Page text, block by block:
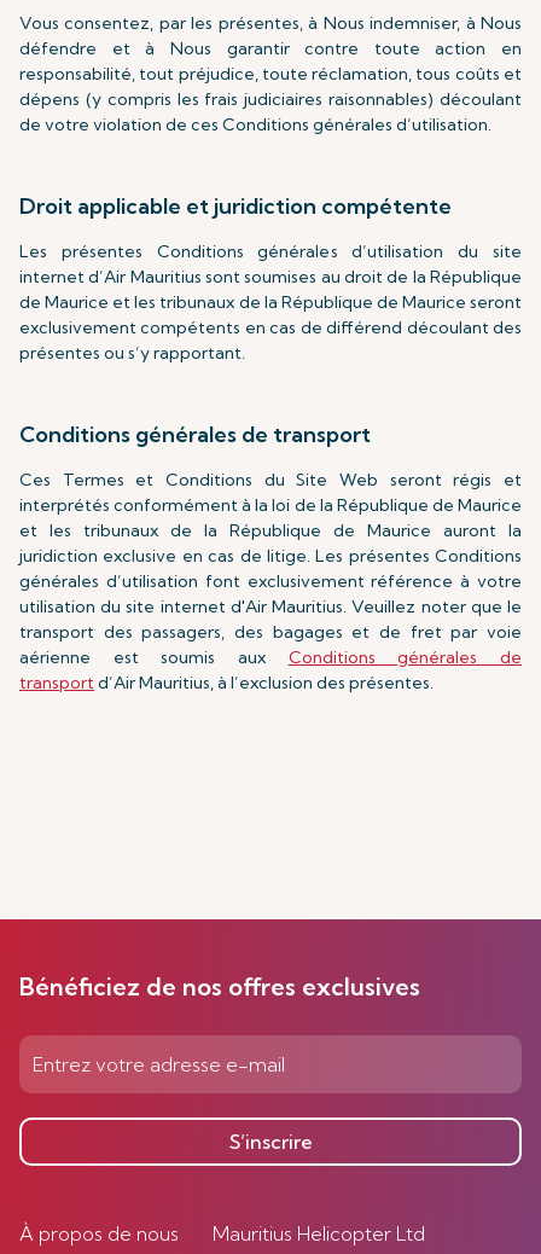
Vous consentez, par les présentes, à Nous indemniser, à Nous
défendre et à Nous garantir contre toute action en
responsabilité, tout préjudice, toute réclamation, tous coûts et
dépens (y compris les frais judiciaires raisonnables) découlant
de votre violation de ces Conditions générales d’utilisation.
Droit applicable et juridiction compétente
Les présentes Conditions générales d’utilisation du site
internet d’Air Mauritius sont soumises au droit de la République
de Maurice et les tribunaux de la République de Maurice seront
exclusivement compétents en cas de différend découlant des
présentes ou s’y rapportant.
Conditions générales de transport
Ces Termes et Conditions du Site Web seront régis et
interprétés conformément à la loi de la République de Maurice
et les tribunaux de la République de Maurice auront la
juridiction exclusive en cas de litige. Les présentes Conditions
générales d’utilisation font exclusivement référence à votre
utilisation du site internet d'Air Mauritius. Veuillez noter que le
transport des passagers, des bagages et de fret par voie
aérienne est soumis aux Conditions générales de
transportd’Air Mauritius, à l’exclusion des présentes.
Bénéficiez de nos offres exclusives
S’inscrire
À propos de nous
Mauritius Helicopter Ltd